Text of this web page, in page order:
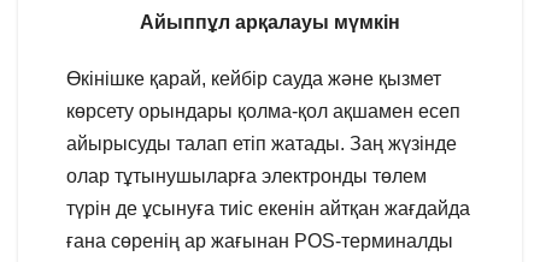
Айыппұл арқалауы мүмкін
Өкінішке қарай, кейбір сауда және қызмет
көрсету орындары қолма-қол ақшамен есеп
айырысуды талап етіп жатады. Заң жүзінде
олар тұтынушыларға электронды төлем
түрін де ұсынуға тиіс екенін айтқан жағдайда
ғана сөренің ар жағынан POS-терминалды